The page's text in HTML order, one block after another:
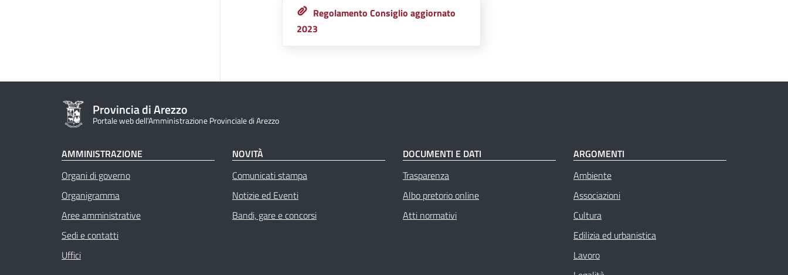
Regolamento Consiglio aggiornato
2023
Provincia di Arezzo
Portale web dell'Amministrazione Provinciale di Arezzo
AMMINISTRAZIONE
Organi di governo
Organigramma
Aree amministrative
Sedi e contatti
Uffici
NOVITÀ
Comunicati stampa
Notizie ed Eventi
Bandi, gare e concorsi
DOCUMENTI E DATI
Trasparenza
Albo pretorio online
Atti normativi
ARGOMENTI
Ambiente
Associazioni
Cultura
Edilizia ed urbanistica
Lavoro